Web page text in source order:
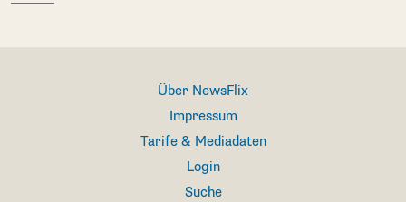
Über NewsFlix
Impressum
Tarife & Mediadaten
Login
Suche